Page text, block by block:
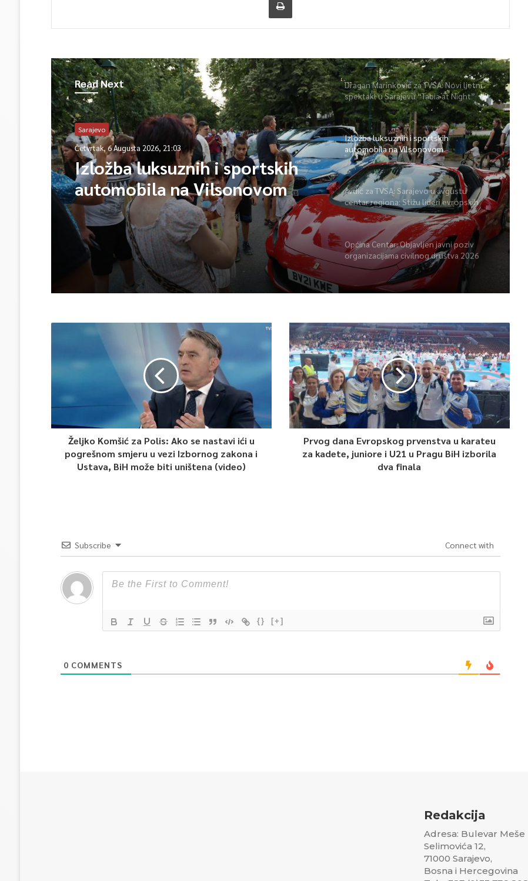
Read Next
Sarajevo
Četvrtak, 6 Augusta 2026, 21:03
Izložba luksuznih i sportskih
automobila na Vilsonovom
Dragan Marinković za TVSA: Novi ljetni
spektakl u Sarajevu “Tabia at Night”
Izložba luksuznih i sportskih
automobila na Vilsonovom
Avdić za TVSA: Sarajevo u avgustu
centar regiona: Stižu lideri evropskih
gradova
Općina Centar: Objavljen javni poziv
organizacijama civilnog društva 2026
Željko Komšić za Polis: Ako se nastavi ići u
pogrešnom smjeru u vezi Izbornog zakona i
Ustava, BiH može biti uništena (video)
Prvog dana Evropskog prvenstva u karateu
za kadete, juniore i U21 u Pragu BiH izborila
dva finala
Subscribe Connect with
{} [+]
0 COMMENTS
Redakcija
Adresa: Bulevar Meše
Selimovića 12,
71000 Sarajevo,
Bosna i Hercegovina